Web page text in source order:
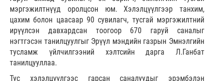
мэргэжилтнүүд оролцсон юм. Хэлэлцүүлгээр танхим,
цахим болон цаасаар 90 сувилагч, тусгай мэргэжилтний
ирүүлсэн давхардсан тоогоор 670 гаруй саналыг
нэгтгэсэн танилцуулгыг Эрүүл мэндийн газрын Эмнэлгийн
тусламж үйлчилгээний хэлтсийн дарга Л.Ганбат
танилцууллаа.
Тус хэлэлцүүлгээс гарсан саналуудыг эрэмбэлэн